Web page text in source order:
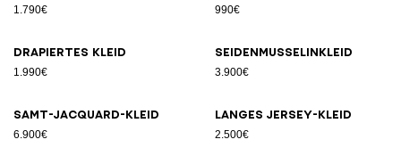
1.790€ 990€
Drapiertes Kleid
1.990€
Seidenmusselinkleid
3.900€
Samt-Jacquard-Kleid
6.900€
Langes Jersey-Kleid
2.500€